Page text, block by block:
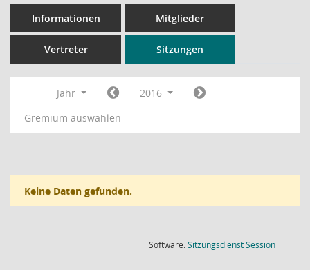
Informationen Mitglieder
Vertreter Sitzungen
Jahr
2016
Gremium auswählen
Keine Daten gefunden.
Software:SitzungsdienstSession(Wird in